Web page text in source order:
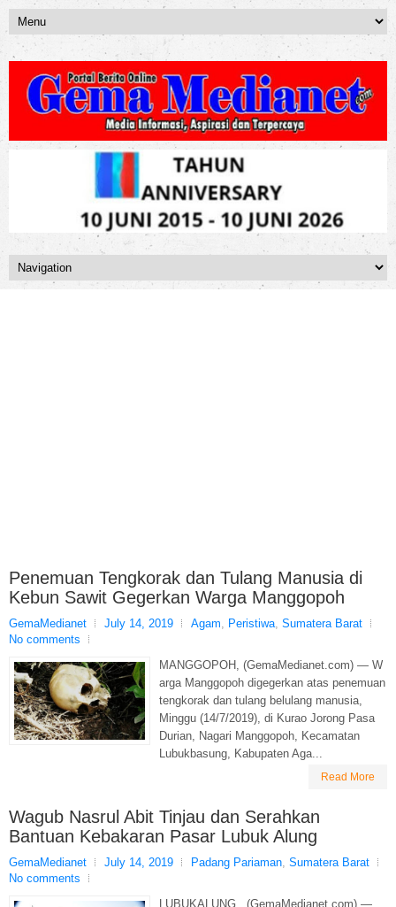
Penemuan Tengkorak dan Tulang Manusia di
Kebun Sawit Gegerkan Warga Manggopoh
GemaMedianet July 14, 2019 Agam, Peristiwa, Sumatera Barat
No comments
MANGGOPOH, (GemaMedianet.com) — W
arga Manggopoh digegerkan atas penemuan
tengkorak dan tulang belulang manusia,
Minggu (14/7/2019), di Kurao Jorong Pasa
Durian, Nagari Manggopoh, Kecamatan
Lubukbasung, Kabupaten Aga...
Read More
Wagub Nasrul Abit Tinjau dan Serahkan
Bantuan Kebakaran Pasar Lubuk Alung
GemaMedianet July 14, 2019 Padang Pariaman, Sumatera Barat
No comments
LUBUKALUNG , (GemaMedianet.com) —